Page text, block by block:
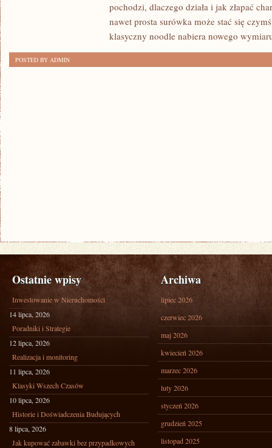
DANIA
JEDNOGARNKOWE
COMFORT
FOOD
pochodzi, dlaczego działa i jak złapać
nawet prosta surówka może stać się
klasyczny noodle nabiera nowego
POSTED BY ADMIN
Ostatnie wpisy
Inwestowanie w Nieruchomości
14 lipca, 2026
Poradniki i Strategie
12 lipca, 2026
Realizacja i monitoring
11 lipca, 2026
Klasyki Wszech Czasów
10 lipca, 2026
Historie i Doświadczenia Budujących
8 lipca, 2026
Jak kupować zabawki bez przypadkowych
Archiwa
lipiec 2026
czerwiec 2026
maj 2026
kwiecień 2026
marzec 2026
luty 2026
styczeń 2026
grudzień 2025
listopad 2025